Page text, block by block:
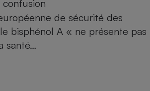
de sécurité des
le bisphénol A « ne présente pas
santé…